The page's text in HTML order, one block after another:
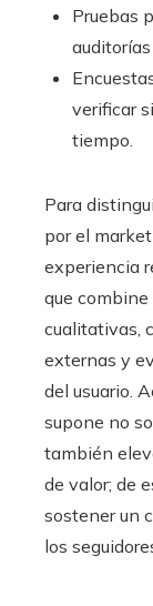
Pruebas
verificar
tiempo.
Para
por el
experiencia
que
cualitativas,
externas y
del usuario.
supone no
también
de valor; de
sostener un
los